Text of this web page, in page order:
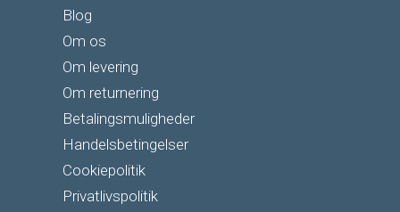
Blog
Om os
Om levering
Om returnering
Betalingsmuligheder
Handelsbetingelser
Cookiepolitik
Privatlivspolitik